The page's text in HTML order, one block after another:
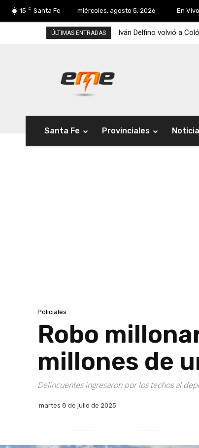
15 C Santa Fe miércoles, agosto 5, 2026 En Vivo
ÚLTIMAS ENTRADAS Iván Delfino volvió a
Santa Fe Provinciales
Policiales
Robo
millones de
Delincuentes ingresaron por los techos al
martes 8 de julio de 2025